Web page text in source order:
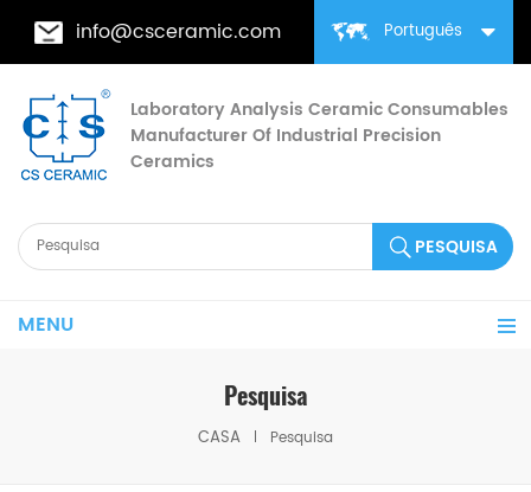
Português
info@csceramic.com
Laboratory Analysis Ceramic Consumables
Manufacturer Of Industrial Precision
Ceramics
MENU
Pesquisa
CASA Pesquisa